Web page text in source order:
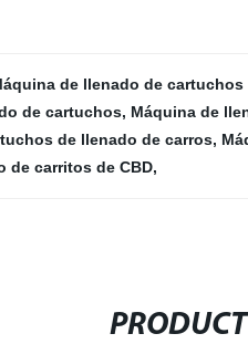
de llenado de
de cartuchos, Máquina de
de llenado de carros,
de carritos de CBD,